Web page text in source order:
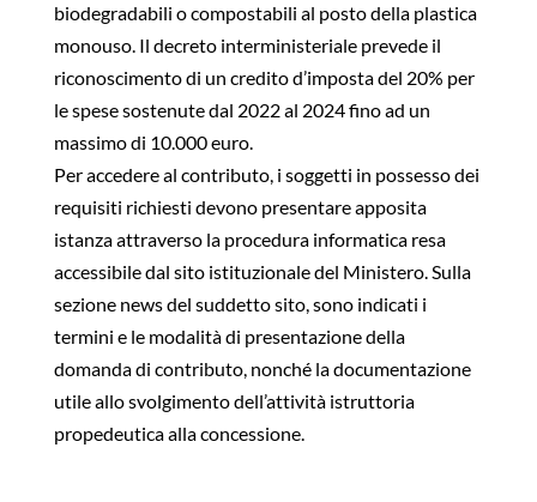
biodegradabili o compostabili al posto della plastica
monouso. Il decreto interministeriale prevede il
riconoscimento di un credito d’imposta del 20% per
le spese sostenute dal 2022 al 2024 fino ad un
massimo di 10.000 euro.
Per accedere al contributo, i soggetti in possesso dei
requisiti richiesti devono presentare apposita
istanza attraverso la procedura informatica resa
accessibile dal sito istituzionale del Ministero. Sulla
sezione news del suddetto sito, sono indicati i
termini e le modalità di presentazione della
domanda di contributo, nonché la documentazione
utile allo svolgimento dell’attività istruttoria
propedeutica alla concessione.